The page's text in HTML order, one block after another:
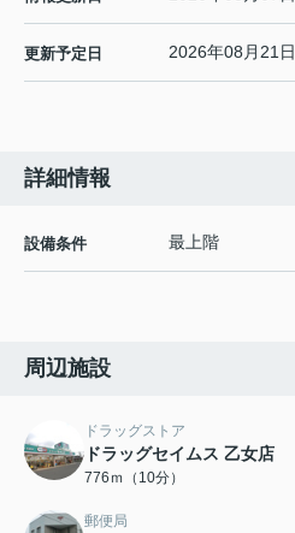
更新予定日 2026年08月21日
詳細情報
設備条件 最上階
周辺施設
ドラッグストア
ドラッグセイムス 乙女店
776ｍ（10分）
郵便局